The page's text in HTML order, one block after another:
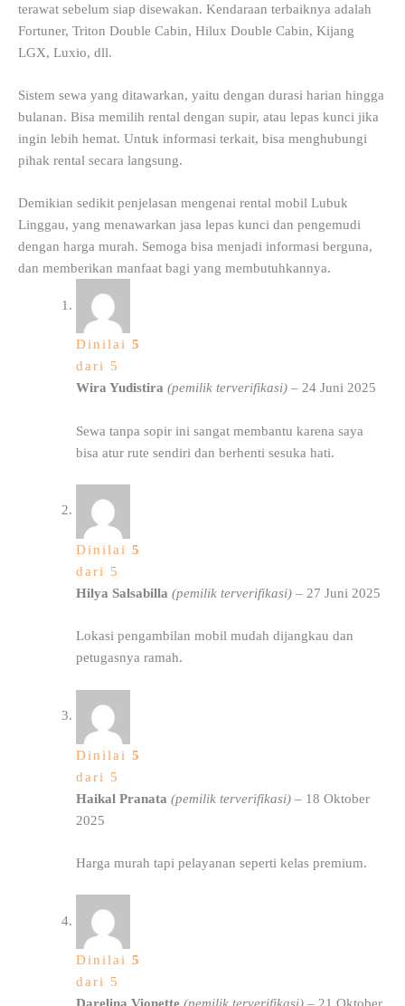
terawat sebelum siap disewakan. Kendaraan terbaiknya adalah
Fortuner, Triton Double Cabin, Hilux Double Cabin, Kijang
LGX, Luxio, dll.
Sistem sewa yang ditawarkan, yaitu dengan durasi harian hingga
bulanan. Bisa memilih rental dengan supir, atau lepas kunci jika
ingin lebih hemat. Untuk informasi terkait, bisa menghubungi
pihak rental secara langsung.
Demikian sedikit penjelasan mengenai rental mobil Lubuk
Linggau, yang menawarkan jasa lepas kunci dan pengemudi
dengan harga murah. Semoga bisa menjadi informasi berguna,
dan memberikan manfaat bagi yang membutuhkannya.
Dinilai 5
dari 5
Wira Yudistira (pemilik terverifikasi) – 24 Juni 2025
Sewa tanpa sopir ini sangat membantu karena saya
bisa atur rute sendiri dan berhenti sesuka hati.
Dinilai 5
dari 5
Hilya Salsabilla (pemilik terverifikasi) – 27 Juni 2025
Lokasi pengambilan mobil mudah dijangkau dan
petugasnya ramah.
Dinilai 5
dari 5
Haikal Pranata (pemilik terverifikasi) – 18 Oktober
2025
Harga murah tapi pelayanan seperti kelas premium.
Dinilai 5
dari 5